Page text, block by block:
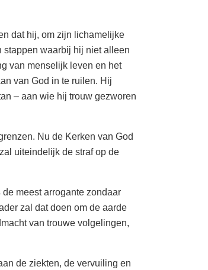
dat hij, om zijn lichamelijke
stappen waarbij hij niet alleen
van menselijk leven en het
van God in te ruilen. Hij
– aan wie hij trouw gezworen
Nu de Kerken van God
uiteindelijk de straf op de
meest arrogante zondaar
zal dat doen om de aarde
van trouwe volgelingen,
de ziekten, de vervuiling en